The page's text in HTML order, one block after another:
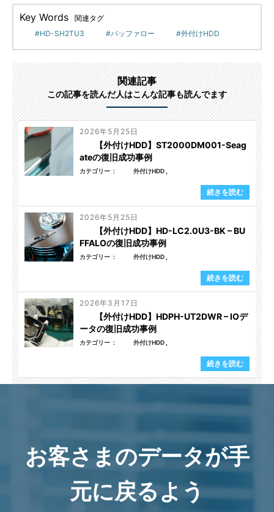
Key Words
関連タグ
HD-SH2TU3
バッファロー 外付けHDD
関連記事
この記事を読んだ人はこんな記事も読んでます
2026年5月25日
【外付けHDD】ST2000DM001-Seag
ateの復旧成功事例
カテゴリー 外付けHDD
続きを読む
2026年5月25日
【外付けHDD】HD-LC2.0U3-BK – BU
FFALOの復旧成功事例
カテゴリー 外付けHDD
続きを読む
2026年3月17日
【外付けHDD】HDPH-UT2DWR – IOデ
ータの復旧成功事例
カテゴリー 外付けHDD
続きを読む
お客さまのデータが手
元に戻るよう